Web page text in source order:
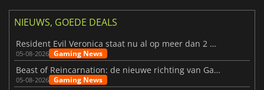
NIEUWS, GOEDE DEALS
Resident Evil Veronica staat nu al op meer dan 2 miljoen verlanglijstjes
05-08-2026 Gaming News
Beast of Reincarnation: de nieuwe richting van Game Freak
05-08-2026 Gaming News